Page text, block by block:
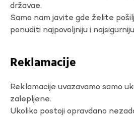
državae.
Samo nam javite gde želite
ponuditi najpovoljniju i
Reklamacije
Reklamacije uvazavamo samo
zalepljene.
Ukoliko postoji opravdano